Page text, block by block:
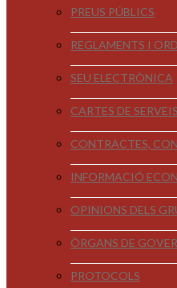
PREUS PÚBLICS
REGLAMENTS I
SEU ELECTRÒNICA
CARTES DE SERVEIS
CONTRACTES,
INFORMACIÓ
OPINIONS DELS
ÒRGANS DE
PROTOCOLS